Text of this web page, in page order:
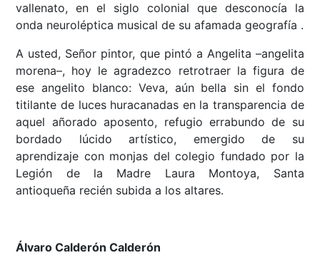
vallenato, en el siglo colonial que desconocía la
onda neuroléptica musical de su afamada geografía .
A usted, Señor pintor, que pintó a Angelita –angelita
morena–, hoy le agradezco retrotraer la figura de
ese angelito blanco: Veva, aún bella sin el fondo
titilante de luces huracanadas en la transparencia de
aquel añorado aposento, refugio errabundo de su
bordado lúcido artístico, emergido de su
aprendizaje con monjas del colegio fundado por la
Legión de la Madre Laura Montoya, Santa
antioqueña recién subida a los altares.
Álvaro Calderón Calderón